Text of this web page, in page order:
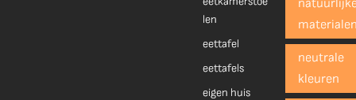
len
eettafel
eettafels
eigen huis
neutrale
kleuren